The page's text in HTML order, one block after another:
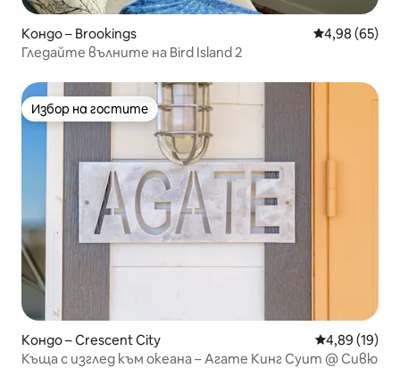
Кондо – Brookings Средна
4,98 (65)
Гледайте вълните на Bird Island 2
Избор на гостите
Избор на гостите
Кондо – Crescent City Средна
4,89 (19)
Къща с изглед към океана – Агате Кинг Суит @ Сивю